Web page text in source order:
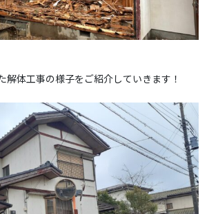
解体工事の様子をご紹介していきます！